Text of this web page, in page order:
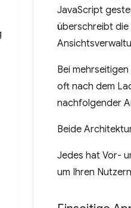
JavaScript
überschreibt die
Bei
oft nach dem
nachfolgender
Beide
Jedes hat Vor-
um Ihren